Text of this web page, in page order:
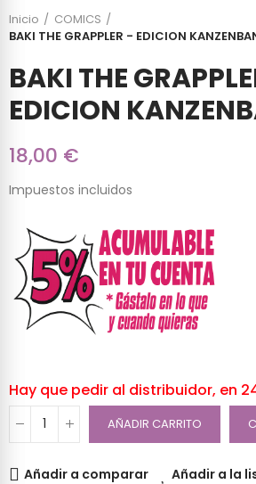
Inicio
COMICS
BAKI THE GRAPPLER - EDICION
BAKI THE
EDICION
18,00 €
Impuestos incluidos
Hay que pedir al distribuidor, en
AÑADIR CARRITO
Añadir a comparar Añadir a la